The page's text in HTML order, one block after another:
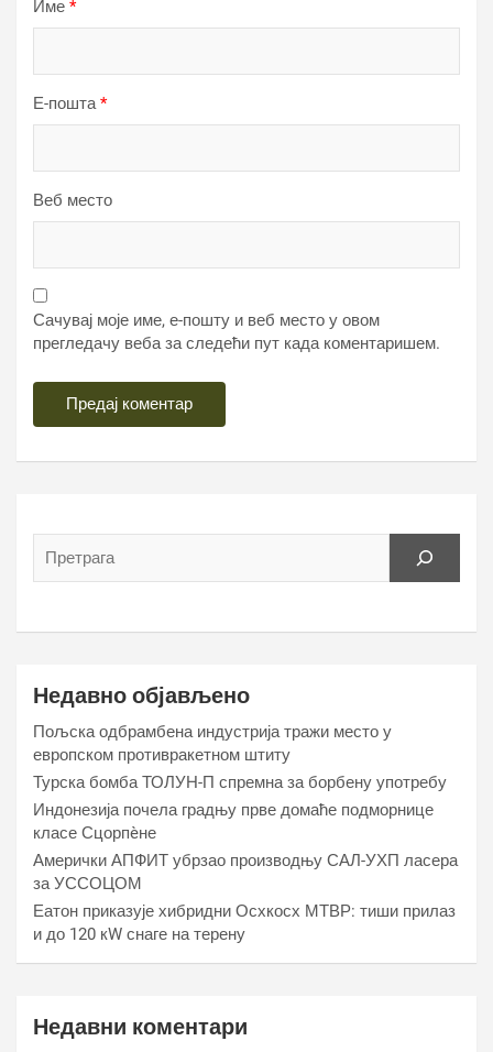
Име *
Е-пошта*
Веб место
Сачувај моје име, е-пошту и веб место у овом
прегледачу веба за следећи пут када коментаришем.
Недавно објављено
Пољска одбрамбена индустрија тражи место у
европском противракетном штиту
Турска бомба ТОЛУН-П спремна за борбену употребу
Индонезија почела градњу прве домаће подморнице
класе Сцорпèне
Амерички АПФИТ убрзао производњу САЛ-УХП ласера
за УССОЦОМ
Еатон приказује хибридни Осхкосх МТВР: тиши прилаз
и до 120 кW снаге на терену
Недавни коментари